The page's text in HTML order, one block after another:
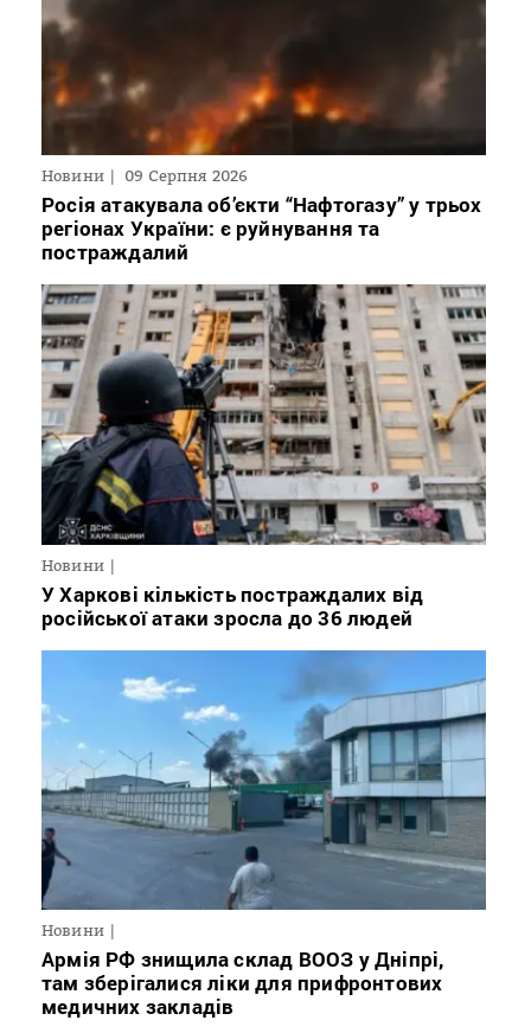
Новини 09 Серпня 2026
Росія атакувала об’єкти “Нафтогазу” у трьох
регіонах України: є руйнування та
постраждалий
Новини
У Харкові кількість постраждалих від
російської атаки зросла до 36 людей
Новини
Армія РФ знищила склад ВООЗ у Дніпрі,
там зберігалися ліки для прифронтових
медичних закладів